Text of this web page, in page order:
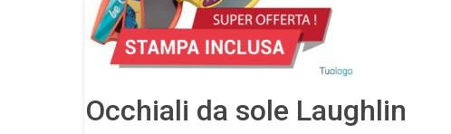
Occhiali da sole Laughlin